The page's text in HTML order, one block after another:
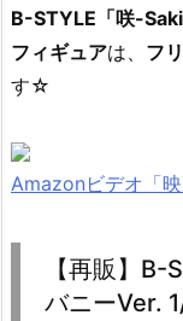
B-STYLE「咲-
フィギュアは、 フ
す☆
Amazonビデオ「
【再販】
バニーVer.